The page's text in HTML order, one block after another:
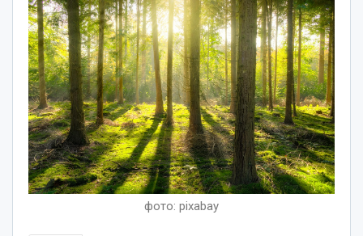
фото: pixabay